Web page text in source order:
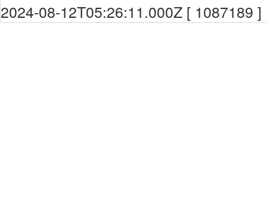
2024-08-12T05:26:11.000Z [ 1087189 ]